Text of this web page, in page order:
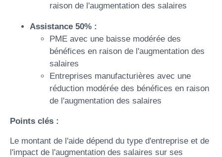
raison de l'augmentation des salaires
Assistance 50% :
PME avec une baisse modérée des
bénéfices en raison de l'augmentation des
salaires
Entreprises manufacturières avec une
réduction modérée des bénéfices en raison
de l'augmentation des salaires
Points clés :
Le montant de l'aide dépend du type d'entreprise et de
l'impact de l'augmentation des salaires sur ses